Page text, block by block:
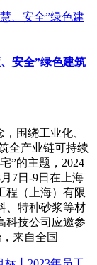
安全”绿色建筑
围绕工业化、
全产业链可持续
”的主题，2024
7日-9日在上海
程（上海）有限
、特种砂浆等材
科技公司应邀参
来自全国